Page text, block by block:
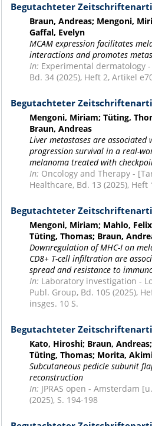
Begutachteter
Braun, Andreas; Mengoni,
Gaffal, Evelyn
MCAM expression facilitates
interactions and promotes
In: Experimental dermatology
Bd. 34 (2025), Heft 2, Artikel
Begutachteter
Mengoni, Miriam; Tüting,
Braun, Andreas
Liver metastases are associated
progression survival in a real-
melanoma treated with
In: Oncology and Therapy -
Healthcare, Bd. 13 (2025), Heft
Begutachteter
Mengoni, Miriam; Mahlo,
Tüting, Thomas; Braun,
Downregulation of MHC-I on
CD8+ T-cell infiltration are
spread and resistance to
In: Laboratory investigation -
Publ. Group, Bd. 105 (2025),
insges. 10 S.
Begutachteter
Kato, Hiroshi; Braun,
Tüting, Thomas; Morita,
Subcutaneous pedicle subunit
reconstruction
In: JPRAS open - Amsterdam
(2025), S. 194-198